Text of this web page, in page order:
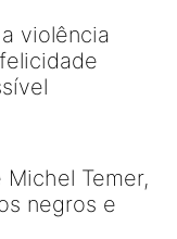
violência
Temer,
negros e